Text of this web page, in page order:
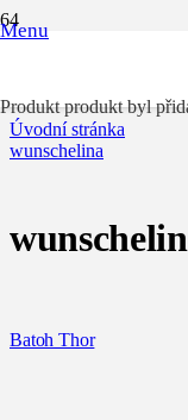
Menu
Produktprodukt byl
Úvodní stránka
wunschelina
Batoh Thor